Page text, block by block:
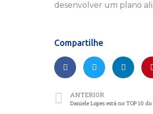
desenvolver um plano
Compartilhe
ANTERIOR
Daniele Lopes está no TOP 10